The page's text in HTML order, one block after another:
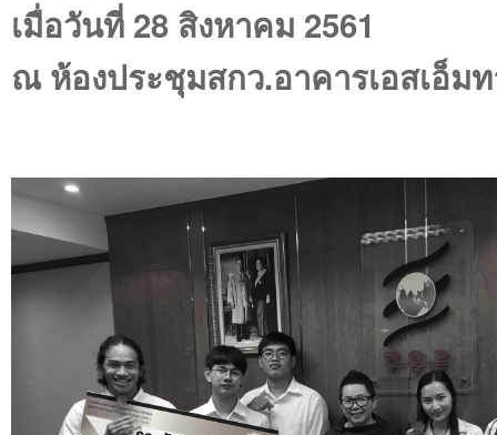
เมื่อวันที่ 28 สิงหาคม 2561
ณ ห้องประชุมสกว.อาคารเอสเอ็ม